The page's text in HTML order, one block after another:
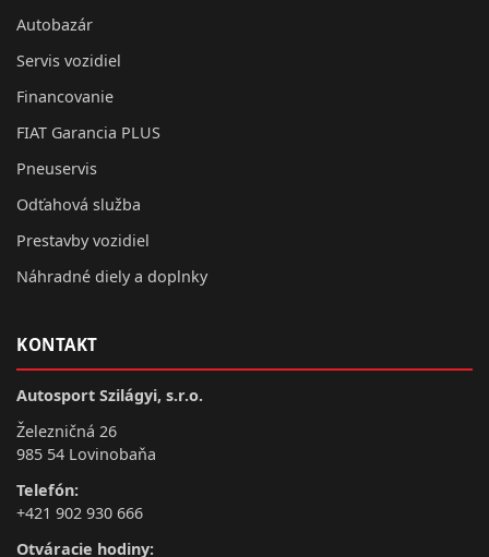
Autobazár
Servis vozidiel
Financovanie
FIAT Garancia PLUS
Pneuservis
Odťahová služba
Prestavby vozidiel
Náhradné diely a doplnky
KONTAKT
Autosport Szilágyi, s.r.o.
Železničná 26
985 54 Lovinobaňa
Telefón:
+421 902 930 666
Otváracie hodiny: